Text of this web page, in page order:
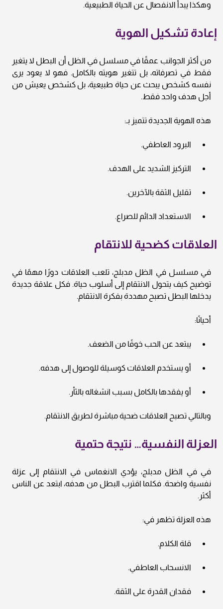
وهكذا يبدأ الانفصال عن الحياة الطبيعية.
إعادة تشكيل الهوية
من أكثر الجوانب عمقًا في مسلسل في الظل أن البطل لا يتغير
فقط في تصرفاته، بل تتغير هويته بالكامل. فهو لا يعود يرى
نفسه كشخص يبحث عن حياة طبيعية، بل كشخص يعيش من
أجل هدف واحد فقط.
هذه الهوية الجديدة تتميز بـ:
البرود العاطفي.
التركيز الشديد على الهدف.
تقليل الثقة بالآخرين.
الاستعداد الدائم للصراع.
العلاقات كضحية للانتقام
في مسلسل في الظل مدبلج، تلعب العلاقات دورًا مهمًا في
توضيح كيف يتحول الانتقام إلى أسلوب حياة. فكل علاقة جديدة
يدخلها البطل تصبح مهددة بفكرة الانتقام.
أحيانًا:
يبتعد عن الحب خوفًا من الضعف.
أو يستخدم العلاقات كوسيلة للوصول إلى هدفه.
أو يفقدها بالكامل بسبب انشغاله بالثأر.
وبالتالي تصبح العلاقات ضحية مباشرة لطريق الانتقام.
العزلة النفسية… نتيجة حتمية
في في الظل مدبلج، يؤدي الانغماس في الانتقام إلى عزلة
نفسية واضحة. فكلما اقترب البطل من هدفه، ابتعد عن الناس
أكثر.
هذه العزلة تظهر في:
قلة الكلام.
الانسحاب العاطفي.
فقدان القدرة على الثقة.